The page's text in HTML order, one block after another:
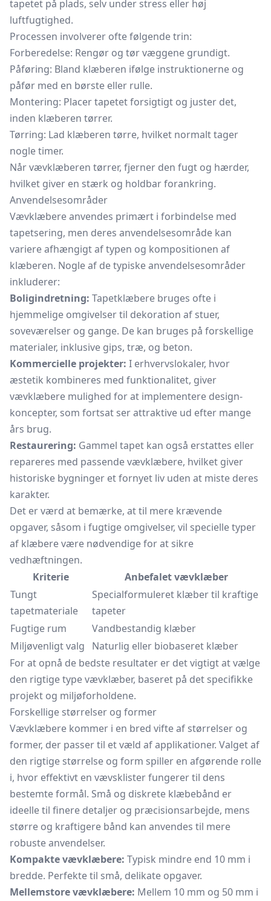
tapetet på plads, selv under stress eller høj
luftfugtighed.
Processen involverer ofte følgende trin:
Forberedelse: Rengør og tør væggene grundigt.
Påføring: Bland klæberen ifølge instruktionerne og
påfør med en børste eller rulle.
Montering: Placer tapetet forsigtigt og juster det,
inden klæberen tørrer.
Tørring: Lad klæberen tørre, hvilket normalt tager
nogle timer.
Når vævklæberen tørrer, fjerner den fugt og hærder,
hvilket giver en stærk og holdbar forankring.
Anvendelsesområder
Vævklæbere anvendes primært i forbindelse med
tapetsering, men deres anvendelsesområde kan
variere afhængigt af typen og kompositionen af
klæberen. Nogle af de typiske anvendelsesområder
inkluderer:
Boligindretning: Tapetklæbere bruges ofte i
hjemmelige omgivelser til dekoration af stuer,
soveværelser og gange. De kan bruges på forskellige
materialer, inklusive gips, træ, og beton.
Kommercielle projekter: I erhvervslokaler, hvor
æstetik kombineres med funktionalitet, giver
vævklæbere mulighed for at implementere design-
koncepter, som fortsat ser attraktive ud efter mange
års brug.
Restaurering: Gammel tapet kan også erstattes eller
repareres med passende vævklæbere, hvilket giver
historiske bygninger et fornyet liv uden at miste deres
karakter.
Det er værd at bemærke, at til mere krævende
opgaver, såsom i fugtige omgivelser, vil specielle typer
af klæbere være nødvendige for at sikre
vedhæftningen.
Kriterie
Anbefalet vævklæber
Tungt
tapetmateriale
Specialformuleret klæber til kraftige
tapeter
Fugtige rum
Vandbestandig klæber
Miljøvenligt valg
Naturlig eller biobaseret klæber
For at opnå de bedste resultater er det vigtigt at vælge
den rigtige type vævklæber, baseret på det specifikke
projekt og miljøforholdene.
Forskellige størrelser og former
Vævklæbere kommer i en bred vifte af størrelser og
former, der passer til et væld af applikationer. Valget af
den rigtige størrelse og form spiller en afgørende rolle
i, hvor effektivt en vævsklister fungerer til dens
bestemte formål. Små og diskrete klæbebånd er
ideelle til finere detaljer og præcisionsarbejde, mens
større og kraftigere bånd kan anvendes til mere
robuste anvendelser.
Kompakte vævklæbere: Typisk mindre end 10 mm i
bredde. Perfekte til små, delikate opgaver.
Mellemstore vævklæbere: Mellem 10 mm og 50 mm i